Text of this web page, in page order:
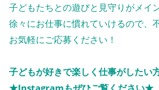
子どもたちとの遊びと見守りがメイ
徐々にお仕事に慣れていけるので、
お気軽にご応募ください！
子どもが好きで楽しく仕事がしたい
★Instagramもぜひご覧ください★